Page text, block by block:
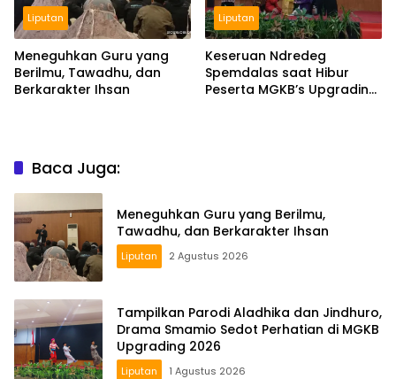
Liputan
Meneguhkan Guru yang
Berilmu, Tawadhu, dan
Berkarakter Ihsan
Liputan
Keseruan Ndredeg
Spemdalas saat Hibur
Peserta MGKB’s Upgrading
Baca Juga:
Meneguhkan Guru yang Berilmu,
Tawadhu, dan Berkarakter Ihsan
Liputan 2 Agustus 2026
Tampilkan Parodi Aladhika dan Jindhuro,
Drama Smamio Sedot Perhatian di MGKB
Upgrading 2026
Liputan 1 Agustus 2026